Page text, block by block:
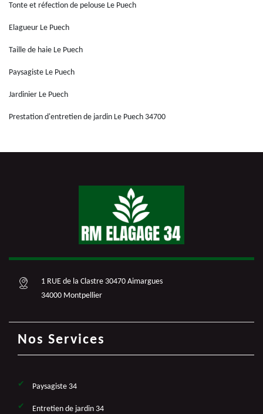
Tonte et réfection de pelouse Le Puech
Elagueur Le Puech
Taille de haie Le Puech
Paysagiste Le Puech
Jardinier Le Puech
Prestation d'entretien de jardin Le Puech 34700
1 RUE de la Clastre 30470 Aimargues
34000 Montpellier
Nos Services
Paysagiste 34
Entretien de jardin 34